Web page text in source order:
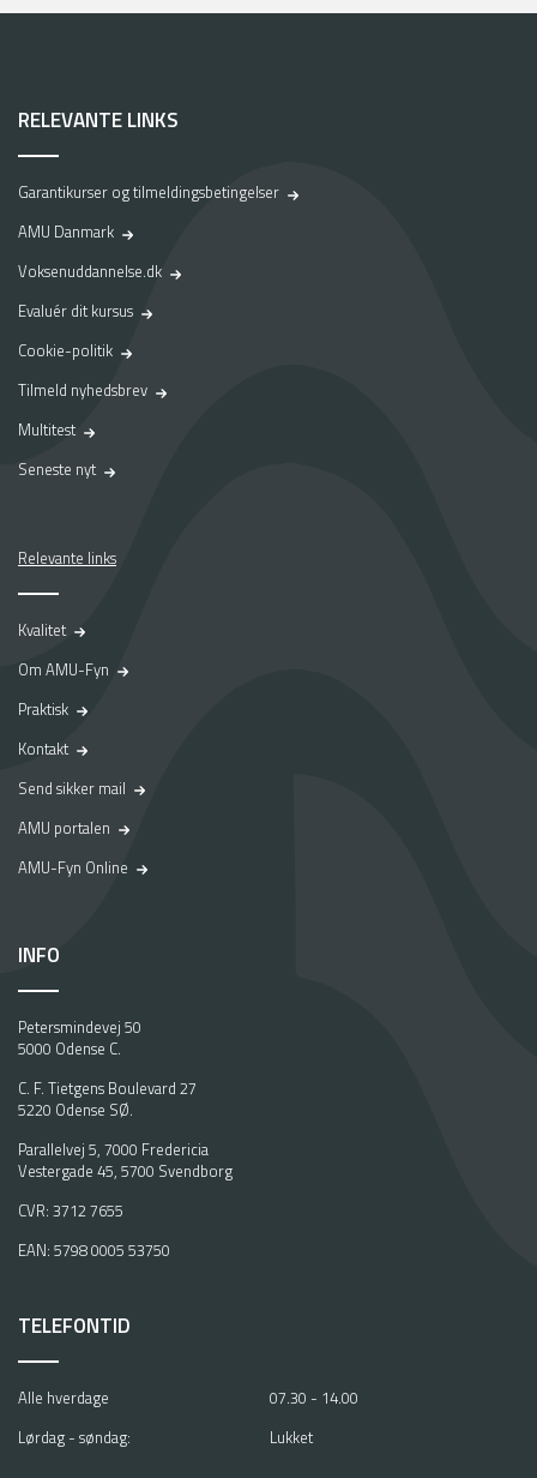
RELEVANTE LINKS
Garantikurser og tilmeldingsbetingelser
AMU Danmark
Voksenuddannelse.dk
Evaluér dit kursus
Cookie-politik
Tilmeld nyhedsbrev
Multitest
Seneste nyt
Relevante links
Kvalitet
Om AMU-Fyn
Praktisk
Kontakt
Send sikker mail
AMU portalen
AMU-Fyn Online
INFO
Petersmindevej 50
5000 Odense C.
C. F. Tietgens Boulevard 27
5220 Odense SØ.
Parallelvej 5, 7000 Fredericia
Vestergade 45, 5700 Svendborg
CVR: 3712 7655
EAN: 5798 0005 53750
TELEFONTID
Alle hverdage
07.30 - 14.00
Lørdag - søndag:
Lukket